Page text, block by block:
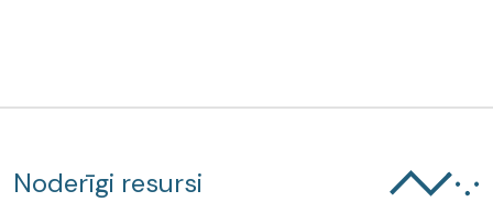
Noderīgi resursi